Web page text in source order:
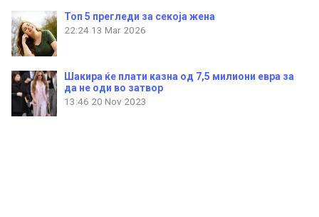
Топ 5 прегледи за секоја жена
22:24 13 Mar 2026
Шакира ќе плати казна од 7,5 милиони евра за
да не оди во затвор
13:46 20 Nov 2023